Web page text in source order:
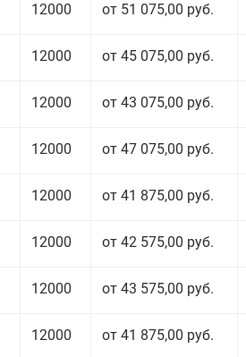
12000 от 51 075,00 руб.
12000 от 45 075,00 руб.
12000 от 43 075,00 руб.
12000 от 47 075,00 руб.
12000 от 41 875,00 руб.
12000 от 42 575,00 руб.
12000 от 43 575,00 руб.
12000 от 41 875,00 руб.